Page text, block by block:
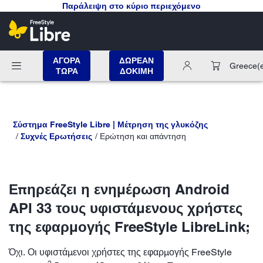
Παράλειψη στο κύριο περιεχόμενο
ΑΓΟΡΑ
ΤΩΡΑ
ΔΩΡΕΑΝ
ΔΟΚΙΜΗ
Greece
Σύστημα FreeStyle Libre | Μέτρηση της γλυκόζης
Συχνές Ερωτήσεις
Ερώτηση και απάντηση
Επηρεάζει η ενημέρωση Android
API 33 τους υφιστάμενους χρήστες
της εφαρμογής FreeStyle LibreLink;
Όχι. Οι υφιστάμενοι χρήστες της εφαρμογής FreeStyle